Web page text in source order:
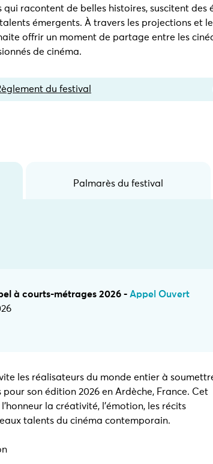
qui racontent de belles histoires, suscitent
émergents. À travers les projections et
offrir un moment de partage entre les
de cinéma.
du festival
Palmarès du festival
à courts-métrages 2026 - Appel Ouvert
les réalisateurs du monde entier à
son édition 2026 en Ardèche, France. Cet
la créativité, l’émotion, les récits
talents du cinéma contemporain.